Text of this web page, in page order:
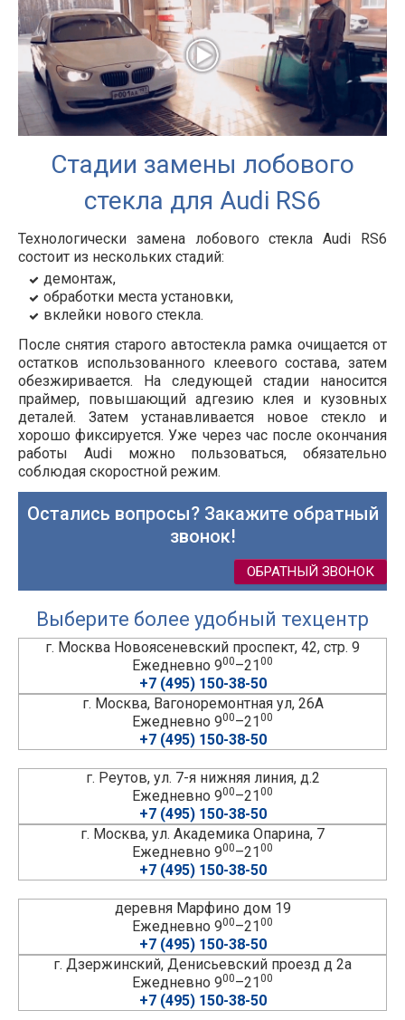
Стадии замены лобового
стекла для Audi RS6
Технологически замена лобового стекла Audi RS6
состоит из нескольких стадий:
демонтаж,
обработки места установки,
вклейки нового стекла.
После снятия старого автостекла рамка очищается от
остатков использованного клеевого состава, затем
обезжиривается. На следующей стадии наносится
праймер, повышающий адгезию клея и кузовных
деталей. Затем устанавливается новое стекло и
хорошо фиксируется. Уже через час после окончания
работы Audi можно пользоваться, обязательно
соблюдая скоростной режим.
Остались вопросы? Закажите обратный
звонок!
ОБРАТНЫЙ ЗВОНОК
Выберите более удобный техцентр
г. Москва Новоясеневский проспект, 42, стр. 9
Ежедневно 900–2100
+7 (495) 150-38-50
г. Москва, Вагоноремонтная ул, 26А
Ежедневно 900–2100
+7 (495) 150-38-50
г. Реутов, ул. 7-я нижняя линия, д.2
Ежедневно 900–2100
+7 (495) 150-38-50
г. Москва, ул. Академика Опарина, 7
Ежедневно 900–2100
+7 (495) 150-38-50
деревня Марфино дом 19
Ежедневно 900–2100
+7 (495) 150-38-50
г. Дзержинский, Денисьевский проезд д 2а
Ежедневно 900–2100
+7 (495) 150-38-50